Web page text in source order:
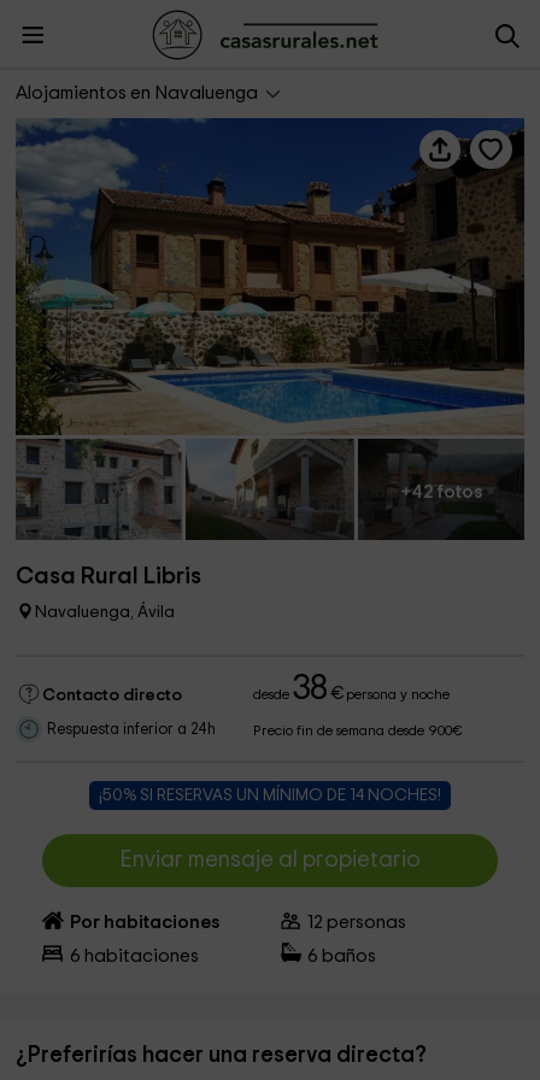
Alojamientos en Navaluenga
+42 fotos
Casa Rural Libris
Navaluenga, Ávila
Contacto directo desde38 €persona y noche
Respuesta inferior a 24h Precio fin de semana desde 900€
¡50% SI RESERVAS UN MÍNIMO DE 14 NOCHES!
Enviar mensaje al propietario
Por habitaciones 12 personas
6 habitaciones 6 baños
¿Preferirías hacer una reserva directa?